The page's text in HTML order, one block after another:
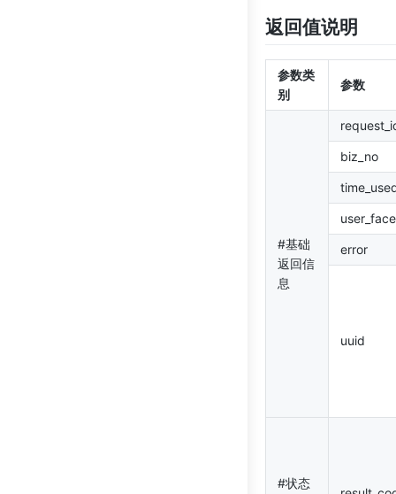
返回值说明
参数类
别
参数
#基础
返回信
息
biz_no
error
uuid
#状态